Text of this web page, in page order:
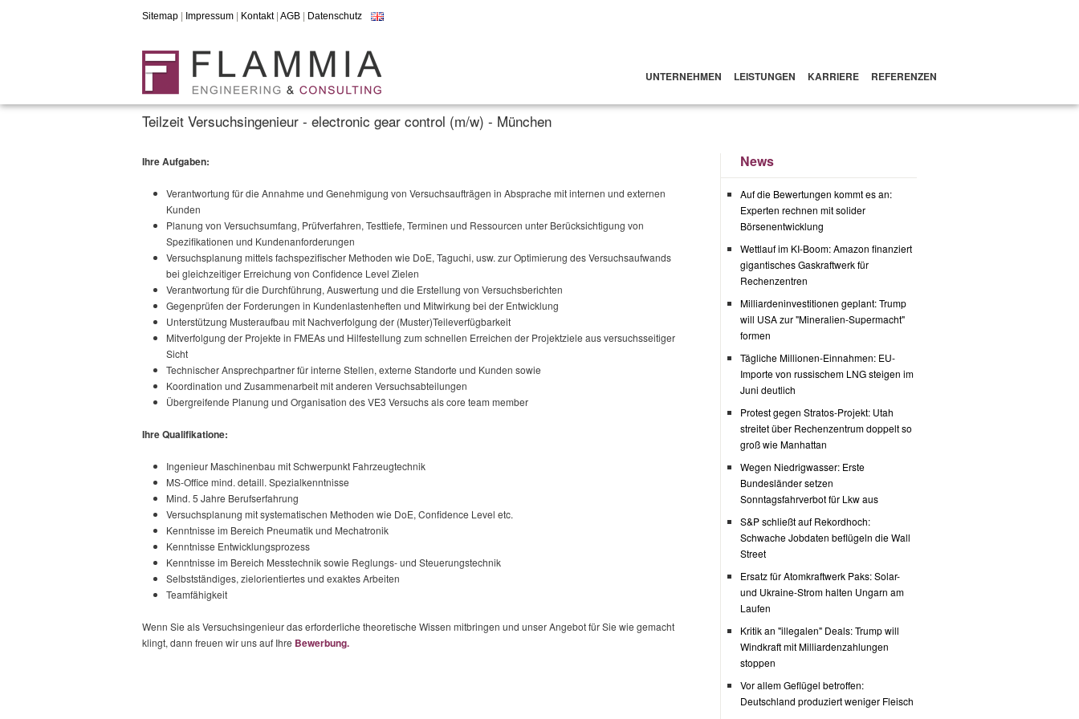
UNTERNEHMEN LEISTUNGEN KARRIERE REFERENZEN
Sitemap Impressum Kontakt| AGB Datenschutz
Teilzeit Versuchsingenieur - electronic gear control (m/w) - München
Ihre Aufgaben:
Verantwortung für die Annahme und Genehmigung von Versuchsaufträgen in Absprache mit internen und externen
Kunden
Planung von Versuchsumfang, Prüfverfahren, Testtiefe, Terminen und Ressourcen unter Berücksichtigung von
Spezifikationen und Kundenanforderungen
Versuchsplanung mittels fachspezifischer Methoden wie DoE, Taguchi, usw. zur Optimierung des Versuchsaufwands
bei gleichzeitiger Erreichung von Confidence Level Zielen
Verantwortung für die Durchführung, Auswertung und die Erstellung von Versuchsberichten
Gegenprüfen der Forderungen in Kundenlastenheften und Mitwirkung bei der Entwicklung
Unterstützung Musteraufbau mit Nachverfolgung der (Muster)Teileverfügbarkeit
Mitverfolgung der Projekte in FMEAs und Hilfestellung zum schnellen Erreichen der Projektziele aus versuchsseitiger
Sicht
Technischer Ansprechpartner für interne Stellen, externe Standorte und Kunden sowie
Koordination und Zusammenarbeit mit anderen Versuchsabteilungen
Übergreifende Planung und Organisation des VE3 Versuchs als core team member
Ihre Qualifikatione:
Ingenieur Maschinenbau mit Schwerpunkt Fahrzeugtechnik
MS-Office mind. detaill. Spezialkenntnisse
Mind. 5 Jahre Berufserfahrung
Versuchsplanung mit systematischen Methoden wie DoE, Confidence Level etc.
Kenntnisse im Bereich Pneumatik und Mechatronik
Kenntnisse Entwicklungsprozess
Kenntnisse im Bereich Messtechnik sowie Reglungs- und Steuerungstechnik
Selbstständiges, zielorientiertes und exaktes Arbeiten
Teamfähigkeit
Wenn Sie als Versuchsingenieur das erforderliche theoretische Wissen mitbringen und unser Angebot für Sie wie gemacht
klingt, dann freuen wir uns auf Ihre Bewerbung.
News
Auf die Bewertungen kommt es an:
Experten rechnen mit solider
Börsenentwicklung
Wettlauf im KI-Boom: Amazon finanziert
gigantisches Gaskraftwerk für
Rechenzentren
Milliardeninvestitionen geplant: Trump
will USA zur "Mineralien-Supermacht"
formen
Tägliche Millionen-Einnahmen: EU-
Importe von russischem LNG steigen im
Juni deutlich
Protest gegen Stratos-Projekt: Utah
streitet über Rechenzentrum doppelt so
groß wie Manhattan
Wegen Niedrigwasser: Erste
Bundesländer setzen
Sonntagsfahrverbot für Lkw aus
S&P schließt auf Rekordhoch:
Schwache Jobdaten beflügeln die Wall
Street
Ersatz für Atomkraftwerk Paks: Solar-
und Ukraine-Strom halten Ungarn am
Laufen
Kritik an "illegalen" Deals: Trump will
Windkraft mit Milliardenzahlungen
stoppen
Vor allem Geflügel betroffen:
Deutschland produziert weniger Fleisch